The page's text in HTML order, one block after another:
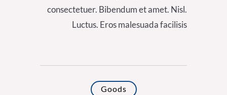
consectetuer. Bibendum et amet. Nisl.
Luctus. Eros malesuada facilisis
Goods